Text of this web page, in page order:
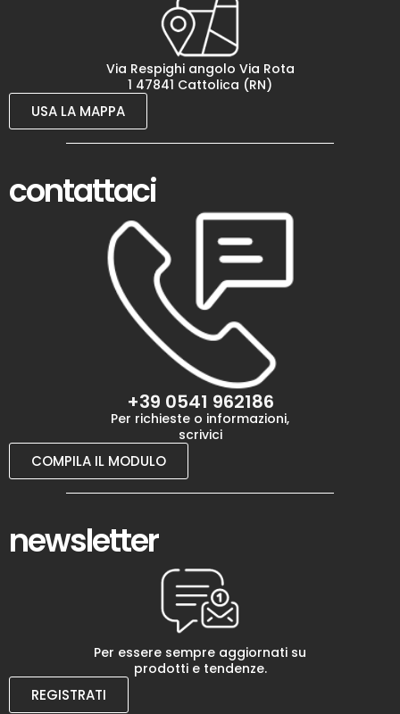
Via Respighi angolo Via Rota
1 47841 Cattolica (RN)
USA LA MAPPA
contattaci
+39 0541 962186
Per richieste o informazioni,
scrivici
COMPILA IL MODULO
newsletter
Per essere sempre aggiornati su
prodotti e tendenze.
REGISTRATI